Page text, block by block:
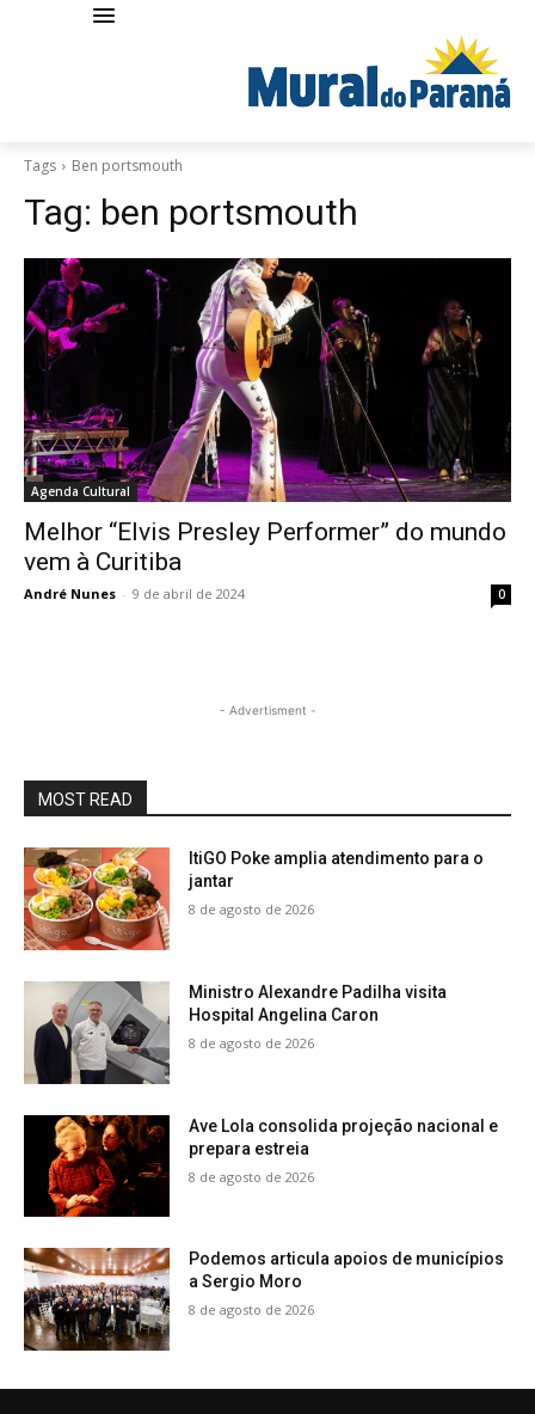
Tags Ben portsmouth
Tag: ben portsmouth
Agenda Cultural
Melhor “Elvis Presley Performer” do mundo
vem à Curitiba
André Nunes - 9 de abril de 2024 0
- Advertisment -
MOST READ
ItiGO Poke amplia atendimento para o
jantar
8 de agosto de 2026
Ministro Alexandre Padilha visita
Hospital Angelina Caron
8 de agosto de 2026
Ave Lola consolida projeção nacional e
prepara estreia
8 de agosto de 2026
Podemos articula apoios de municípios
a Sergio Moro
8 de agosto de 2026